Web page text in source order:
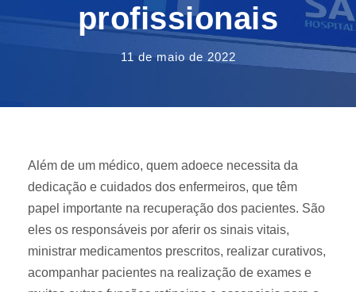
profissionais
11 de maio de 2022
Além de um médico, quem adoece necessita da
dedicação e cuidados dos enfermeiros, que têm
papel importante na recuperação dos pacientes. São
eles os responsáveis por aferir os sinais vitais,
ministrar medicamentos prescritos, realizar curativos,
acompanhar pacientes na realização de exames e